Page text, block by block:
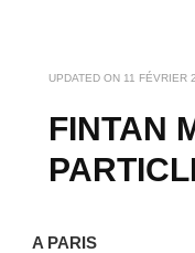
UPDATED ON 11 FÉVRIER
FINTAN
A PARIS